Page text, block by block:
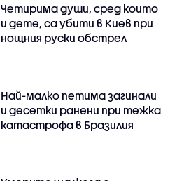
Четирима души, сред които
и дете, са убити в Киев при
нощния руски обстрел
Най-малко петима загинали
и десетки ранени при тежка
катастрофа в Бразилия